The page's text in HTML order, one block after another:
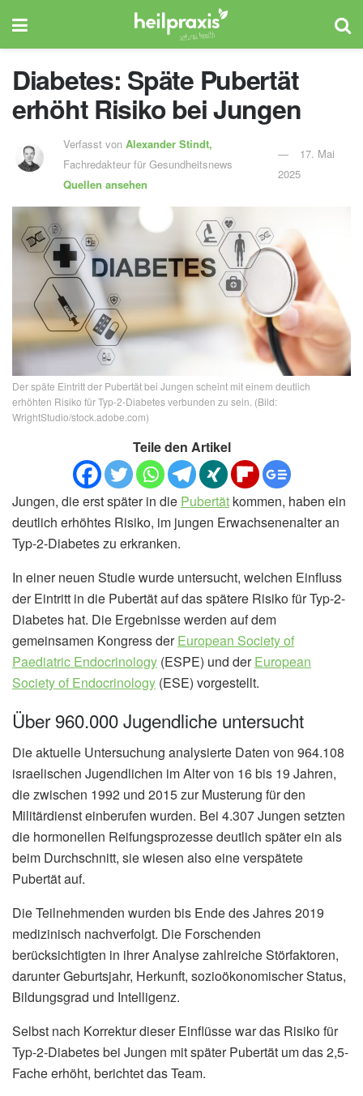
Diabetes: Späte Pubertät
erhöht Risiko bei Jungen
Verfasst vonAlexander Stindt,
Fachredakteur für Gesundheitsnews
Quellen ansehen
17. Mai
2025
Der späte Eintritt der Pubertät bei Jungen scheint mit einem deutlich
erhöhten Risiko für Typ-2-Diabetes verbunden zu sein. (Bild:
WrightStudio/stock.adobe.com)
Teile den Artikel
Jungen, die erst später in die Pubertät kommen, haben ein
deutlich erhöhtes Risiko, im jungen Erwachsenenalter an
Typ-2-Diabetes zu erkranken.
In einer neuen Studie wurde untersucht, welchen Einfluss
der Eintritt in die Pubertät auf das spätere Risiko für Typ-2-
Diabetes hat. Die Ergebnisse werden auf dem
gemeinsamen Kongress derEuropean Society of
Paediatric Endocrinology (ESPE) und derEuropean
Society of Endocrinology (ESE) vorgestellt.
Über 960.000 Jugendliche untersucht
Die aktuelle Untersuchung analysierte Daten von 964.108
israelischen Jugendlichen im Alter von 16 bis 19 Jahren,
die zwischen 1992 und 2015 zur Musterung für den
Militärdienst einberufen wurden. Bei 4.307 Jungen setzten
die hormonellen Reifungsprozesse deutlich später ein als
beim Durchschnitt, sie wiesen also eine verspätete
Pubertät auf.
Die Teilnehmenden wurden bis Ende des Jahres 2019
medizinisch nachverfolgt. Die Forschenden
berücksichtigten in ihrer Analyse zahlreiche Störfaktoren,
darunter Geburtsjahr, Herkunft, sozioökonomischer Status,
Bildungsgrad und Intelligenz.
Selbst nach Korrektur dieser Einflüsse war das Risiko für
Typ-2-Diabetes bei Jungen mit später Pubertät um das 2,5-
Fache erhöht, berichtet das Team.